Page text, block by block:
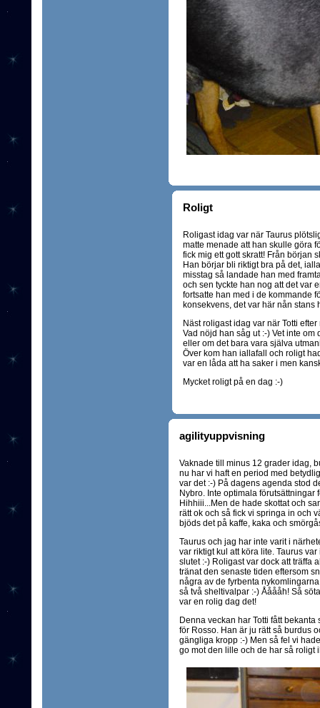
Roligt
Roligast idag var när Taurus
matte menade att han skulle göra
fick mig ett gott skratt! Från början
Han börjar bli riktigt bra på det,
misstag så landade han med
och sen tyckte han nog att det var
fortsatte han med i de kommande
konsekvens, det var här nån stans
Näst roligast idag var när Totti
Vad nöjd han såg ut :-) Vet inte
eller om det bara vara själva
Över kom han iallafall och roligt
var en låda att ha saker i men
Mycket roligt på en dag :-)
agilityuppvisning
Vaknade till minus 12 grader idag,
nu har vi haft en period med
var det :-) På dagens agenda stod
Nybro. Inte optimala
Hihhiii...Men de hade skottat och
rätt ok och så fick vi springa in och
bjöds det på kaffe, kaka och
Taurus och jag har inte varit i
var riktigt kul att köra lite. Taurus
slutet :-) Roligast var dock att träffa
tränat den senaste tiden eftersom
några av de fyrbenta
så två sheltivalpar :-) Ååååh! Så
var en rolig dag det!
Denna veckan har Totti fått
för Rosso. Han är ju rätt så burdus
gängliga kropp :-) Men så fel vi
go mot den lille och de har så roligt